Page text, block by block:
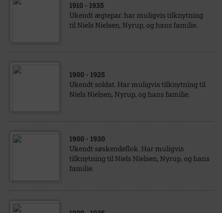
1910 - 1935
Ukendt ægtepar. har muligvis tilknytning
til Niels Nielsen, Nyrup, og hans familie.
1900 - 1925
Ukendt soldat. Har muligvis tilknytning til
Niels Nielsen, Nyrup, og hans familie.
1900 - 1930
Ukendt søskendeflok. Har muligvis
tilknytning til Niels Nielsen, Nyrup, og hans
familie.